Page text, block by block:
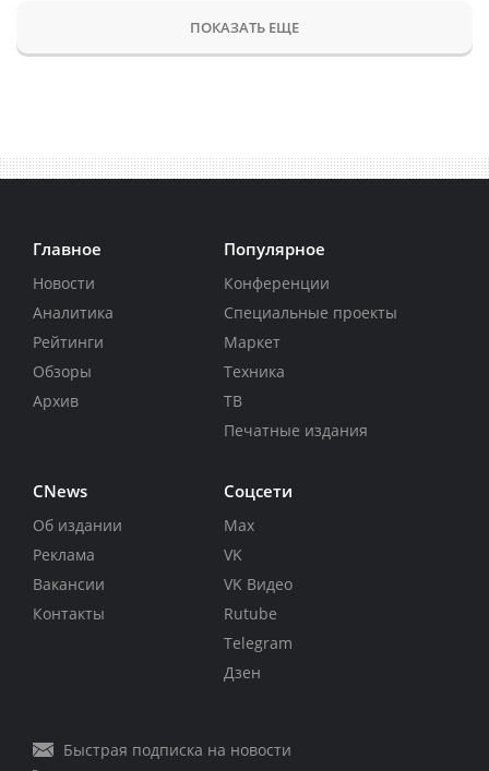
ПОКАЗАТЬ ЕЩЕ
Главное
Новости
Аналитика
Рейтинги
Обзоры
Архив
Популярное
Конференции
Специальные проекты
Маркет
Техника
ТВ
Печатные издания
CNews
Об издании
Реклама
Вакансии
Контакты
Соцсети
Max
VK
VK Видео
Rutube
Telegram
Дзен
Быстрая подписка на новости